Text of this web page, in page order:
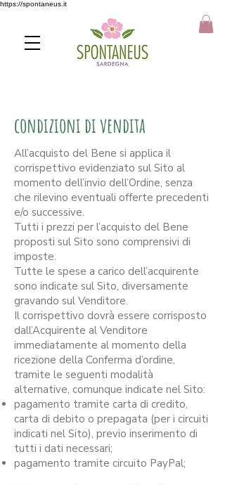
https://spontaneus.it
condizioni di vendita
All’acquisto del Bene si applica il
corrispettivo evidenziato sul Sito al
momento dell’invio dell’Ordine, senza
che rilevino eventuali offerte precedenti
e/o successive.
Tutti i prezzi per l’acquisto del Bene
proposti sul Sito sono comprensivi di
imposte.
Tutte le spese a carico dell’acquirente
sono indicate sul Sito, diversamente
gravando sul Venditore.
Il corrispettivo dovrà essere corrisposto
dall’Acquirente al Venditore
immediatamente al momento della
ricezione della Conferma d’ordine,
tramite le seguenti modalità
alternative, comunque indicate nel Sito:
pagamento tramite carta di credito,
carta di debito o prepagata (per i circuiti
indicati nel Sito), previo inserimento di
tutti i dati necessari;
pagamento tramite circuito PayPal;